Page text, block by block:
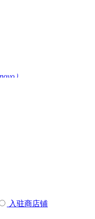
）
入驻商店铺